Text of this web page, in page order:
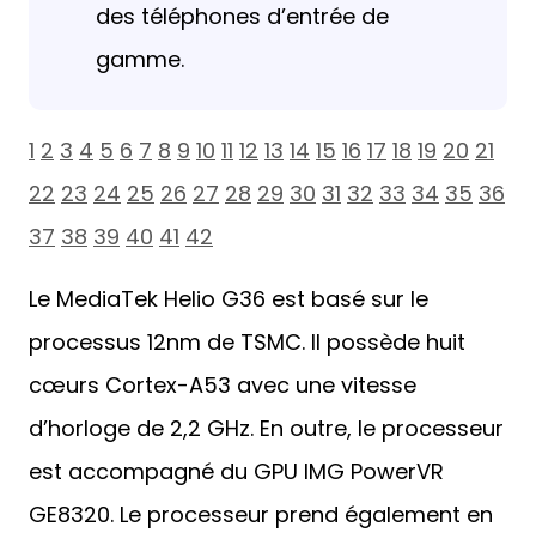
des téléphones d’entrée de
gamme.
1 2 3 4 5 6 7 8 9 10 11 12 13 14 15 16 17 18 19 20 21
22 23 24 25 26 27 28 29 30 31 32 33 34 35 36
37 38 39 40 41 42
Le MediaTek Helio G36 est basé sur le
processus 12nm de TSMC. Il possède huit
cœurs Cortex-A53 avec une vitesse
d’horloge de 2,2 GHz. En outre, le processeur
est accompagné du GPU IMG PowerVR
GE8320. Le processeur prend également en